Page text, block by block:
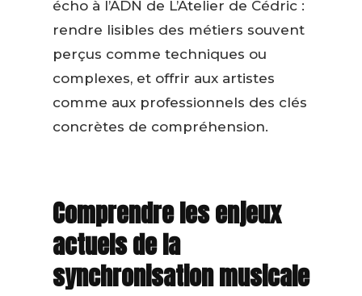
écho à l’ADN de L’Atelier de Cédric :
rendre lisibles des métiers souvent
perçus comme techniques ou
complexes, et offrir aux artistes
comme aux professionnels des clés
concrètes de compréhension.
Comprendre les enjeux
actuels de la
synchronisation musicale